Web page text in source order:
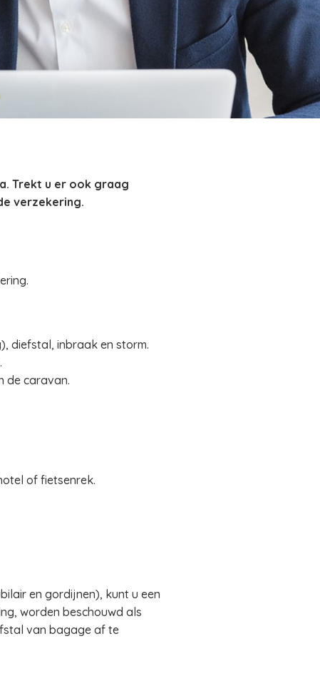
Trekt u er ook graag
verzekering.
diefstal, inbraak en storm.
de caravan.
of fietsenrek.
en gordijnen), kunt u een
worden beschouwd als
van bagage af te